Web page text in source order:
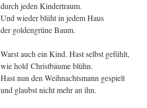
durch jeden Kindertraum.
Und wieder blüht in jedem Haus
der goldengrüne Baum.
Warst auch ein Kind. Hast selbst gefühlt,
wie hold Christbäume blühn.
Hast nun den Weihnachtsmann gespielt
und glaubst nicht mehr an ihn.